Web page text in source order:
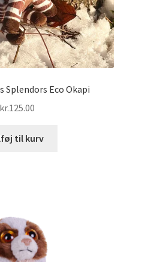
Splendors Eco Okapi
kr.125.00
til kurv